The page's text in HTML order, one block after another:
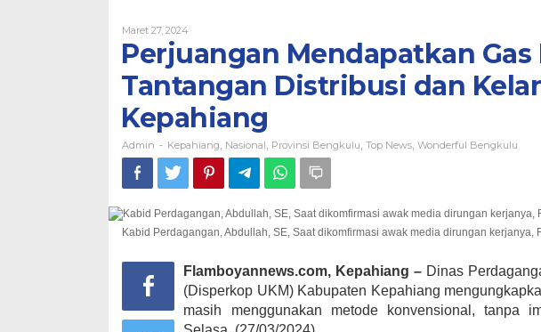
Maret 27, 2024Oleh
Perjuangan Mendapatkan Gas
Tantangan Distribusi dan
Kepahiang
Admin - Kepahiang Nasional Provinsi Bengkulu Top News Wonderful Bengkulu
Kabid Perdagangan, Abdullah, SE, Saat dikomfirmasi awak media dirungan
Flamboyannews.com, Kepahiang – Dinas
(Disperkop UKM) Kabupaten Kepahiang
masih menggunakan metode konvensional, tanpa